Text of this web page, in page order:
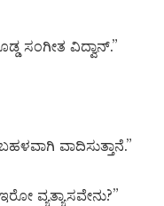
ಸಂಗೀತ ವಿದ್ವಾನ್.”
ವಾದಿಸುತ್ತಾನೆ.”
ವ್ಯತ್ಯಾಸವೇನು?”